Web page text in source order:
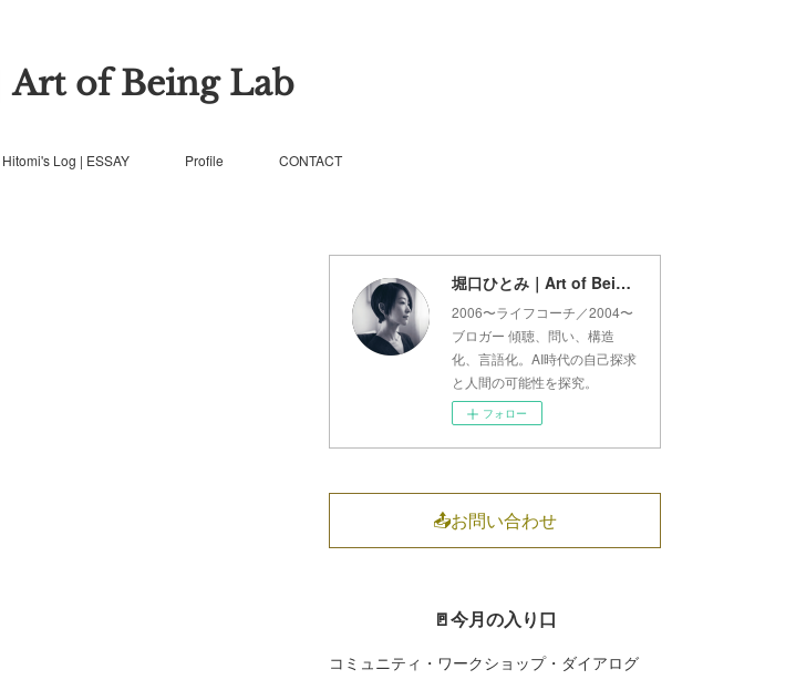
Art of Being Lab
Hitomi's Log | ESSAY Profile CONTACT
堀口ひとみ｜Art of Being Lab
2006〜ライフコーチ／2004〜
ブロガー 傾聴、問い、構造
化、言語化。AI時代の自己探求
と人間の可能性を探究。
フォロー
📤お問い合わせ
🚪今月の入り口
コミュニティ・ワークショップ・ダイアログ